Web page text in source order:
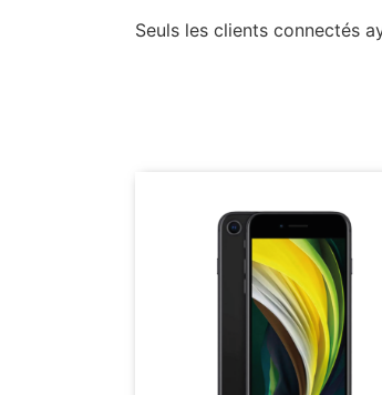
Seuls les clients connectés